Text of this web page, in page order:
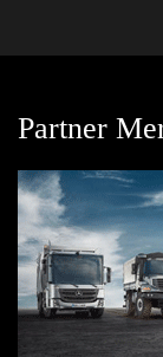
Partner